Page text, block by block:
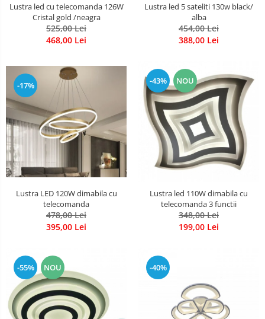
Lustra led cu telecomanda 126W
Cristal gold /neagra
525,00 Lei
468,00 Lei
Lustra led 5 sateliti 130w black/
alba
454,00 Lei
388,00 Lei
-17%
Lustra LED 120W dimabila cu
telecomanda
478,00 Lei
395,00 Lei
-43% NOU
Lustra led 110W dimabila cu
telecomanda 3 functii
348,00 Lei
199,00 Lei
-55% NOU -40%